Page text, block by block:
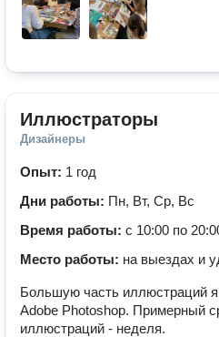
Иллюстраторы
Дизайнеры
Опыт: 1 год
Дни работы: Пн, Вт, Ср, Вс
Время работы: с 10:00 по
Место работы: на выездах и
Большую часть иллюстраций
Adobe Photoshop. Примерный
иллюстраций - неделя.